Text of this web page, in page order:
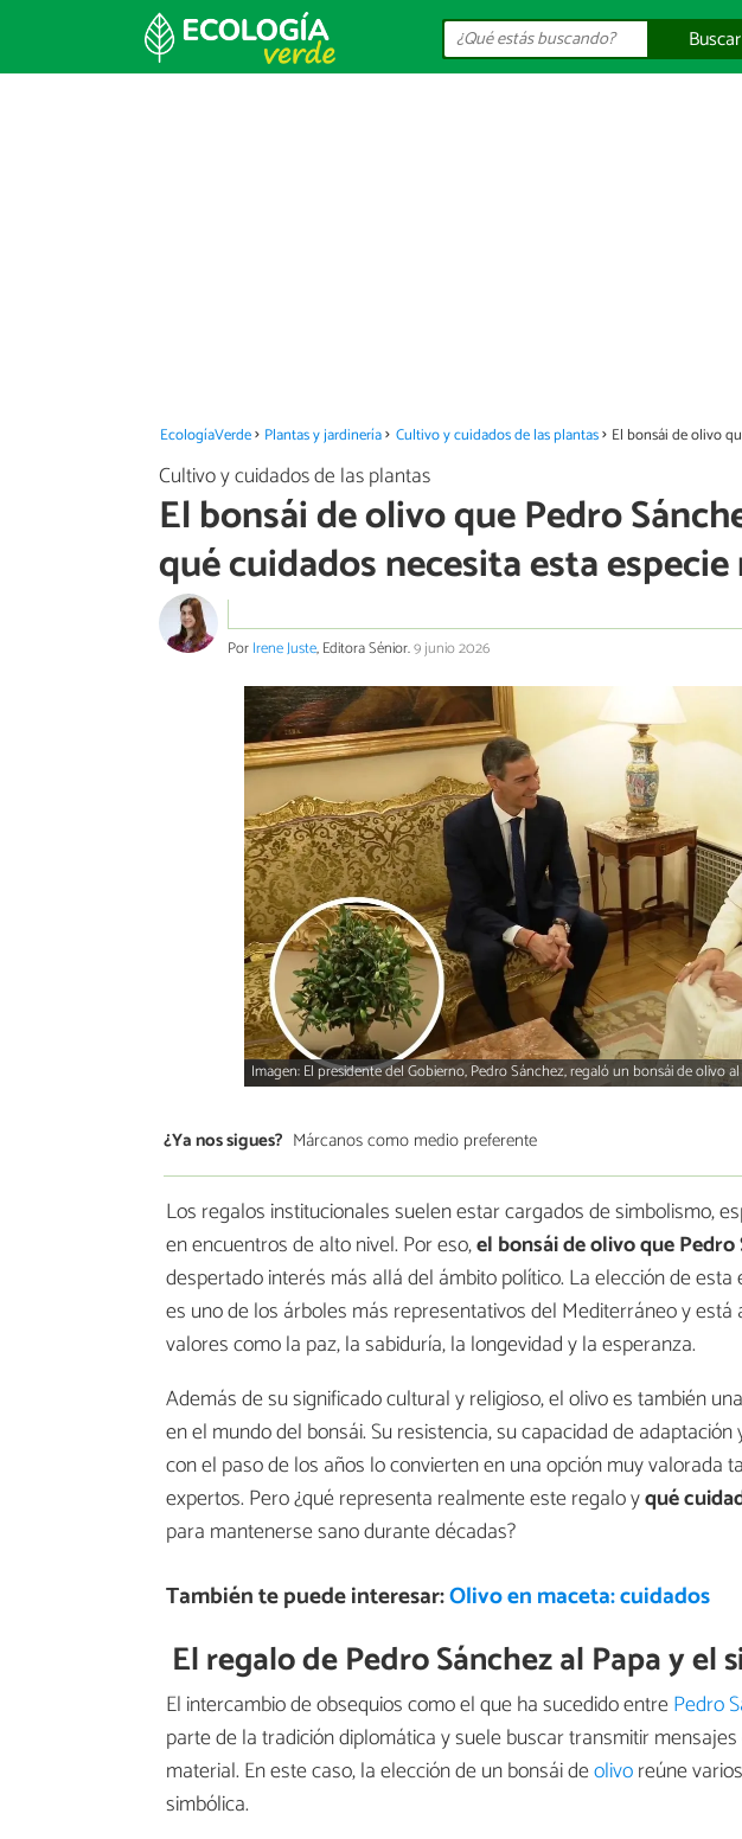
Buscar
EcologíaVerde Plantas y jardinería Cultivo y cuidados de las plantas El bonsái de olivo
Cultivo y cuidados de las plantas
El bonsái de olivo que Pedro
qué cuidados necesita esta
PorIrene Juste, Editora Sénior.9 junio 2026
Imagen: El presidente del Gobierno, Pedro Sánchez, regaló un bonsái de olivo
¿Ya nos sigues? Márcanos como medio preferente
Los regalos institucionales suelen estar cargados de simbolismo,
en encuentros de alto nivel. Por eso,el bonsái de olivo que
despertado interés más allá del ámbito político. La elección de
es uno de los árboles más representativos del Mediterráneo y está
valores como la paz, la sabiduría, la longevidad y la esperanza.
Además de su significado cultural y religioso, el olivo es también
en el mundo del bonsái. Su resistencia, su capacidad de
con el paso de los años lo convierten en una opción muy valorada
expertos. Pero ¿qué representa realmente este regalo yqué
para mantenerse sano durante décadas?
También te puede interesar:Olivo en maceta: cuidados
El regalo de Pedro Sánchez al Papa y
El intercambio de obsequios como el que ha sucedido entrePedro
parte de la tradición diplomática y suele buscar transmitir
material. En este caso, la elección de un bonsái deolivoreúne
simbólica.